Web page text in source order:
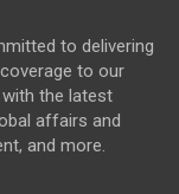
to delivering
to our
the latest
affairs and
and more.